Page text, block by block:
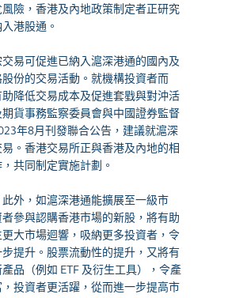
險，香港及內地政策制定者正研究
港股通。
易可促進已納入滬深港通的國內及
份的交易活動。就機構投資者而
降低交易成本及促進套戥與對沖活
貨事務監察委員會與中國證券監督
年8月刊發聯合公告，建議就滬深
。香港交易所正與香港及內地的相
共同制定實施計劃。
此外，如滬深港通能擴展至一級市
參與認購香港市場的新股，將有助
大市場迴響，吸納更多投資者，令
提升。股票流動性的提升，又將有
品（例如 ETF 及衍生工具），令產
投資者更活躍，從而進一步提高市